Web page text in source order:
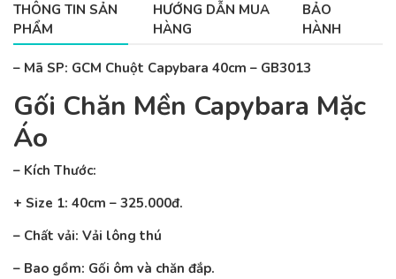
THÔNG TIN SẢN
PHẨM
HƯỚNG DẪN MUA
HÀNG
BẢO
HÀNH
– Mã SP: GCM Chuột Capybara 40cm – GB3013
Gối Chăn Mền Capybara Mặc
Áo
– Kích Thước:
+ Size 1: 40cm – 325.000đ.
– Chất vải: Vải lông thú
– Bao gồm: Gối ôm và chăn đắp.